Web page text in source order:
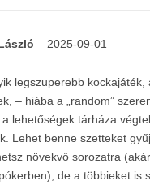
– 2025-09-01
legszuperebb kockajáték,
– hiába a „random”
a lehetőségek tárháza
Lehet benne szetteket
növekvő sorozatra
de a többieket is